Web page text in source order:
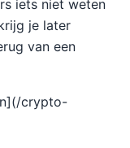
iets niet weten
je later
van een
crypto-